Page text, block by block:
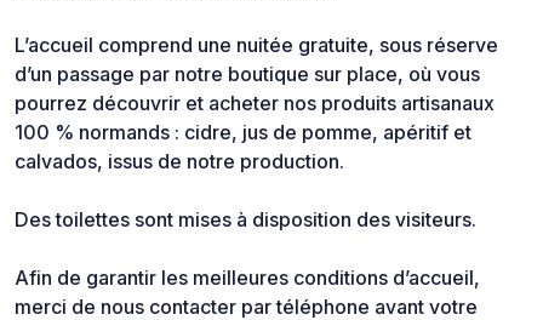
L’accueil comprend une nuitée gratuite, sous réserve
d’un passage par notre boutique sur place, où vous
pourrez découvrir et acheter nos produits artisanaux
100 % normands : cidre, jus de pomme, apéritif et
calvados, issus de notre production.
Des toilettes sont mises à disposition des visiteurs.
Afin de garantir les meilleures conditions d’accueil,
merci de nous contacter par téléphone avant votre